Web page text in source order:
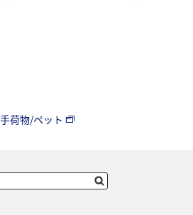
手荷物/ペット